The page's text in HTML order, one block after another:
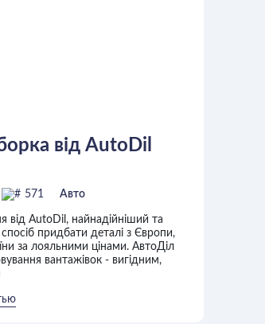
від AutoDil
571 Авто
від AutoDil, найнадійніший та
придбати деталі з Європи,
за лояльними цінами. АвтоДіл
вантажівок - вигідним,